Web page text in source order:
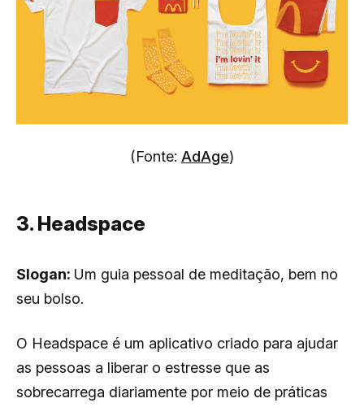
(Fonte: AdAge)
3. Headspace
Slogan: Um guia pessoal de meditação, bem no
seu bolso.
O Headspace é um aplicativo criado para ajudar
as pessoas a liberar o estresse que as
sobrecarrega diariamente por meio de práticas